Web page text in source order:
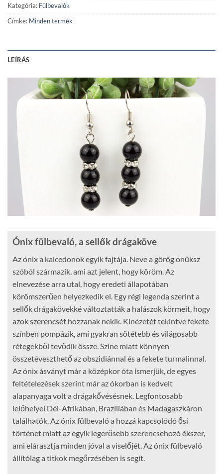
Kategória: Fülbevalók
Címke: Minden termék
LEÍRÁS
Ónix fülbevaló, a sellők drágaköve
Az ónix a kalcedonok egyik fajtája. Neve a görög onüksz
szóból származik, ami azt jelent, hogy köröm. Az
elnevezése arra utal, hogy eredeti állapotában
körömszerűen helyezkedik el. Egy régi legenda szerint a
sellők drágakövekké változtatták a halászok körmeit, hogy
azok szerencsét hozzanak nekik. Kinézetét tekintve fekete
színben pompázik, ami gyakran sötétebb és világosabb
rétegekből tevődik össze. Színe miatt könnyen
összetéveszthető az obszidiánnal és a fekete turmalinnal.
Az ónix ásványt már a középkor óta ismerjük, de egyes
feltételezések szerint már az ókorban is kedvelt
alapanyaga volt a drágakővésésnek. Legfontosabb
lelőhelyei Dél-Afrikában, Brazíliában és Madagaszkáron
találhatók. Az ónix fülbevaló a hozzá kapcsolódó ősi
történet miatt az egyik legerősebb szerencsehozó ékszer,
ami elárasztja minden jóval a viselőjét. Az ónix fülbevaló
állítólag a titkok megőrzésében is segít.